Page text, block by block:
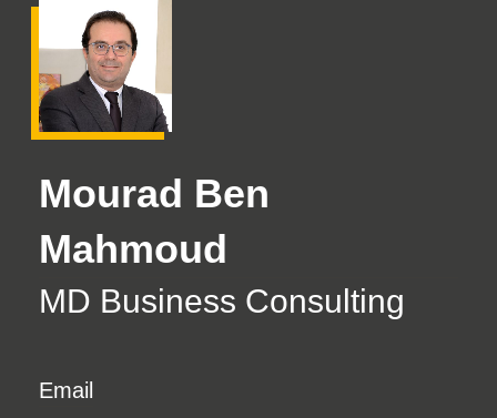
Mourad Ben
Mahmoud
MD Business Consulting
Email